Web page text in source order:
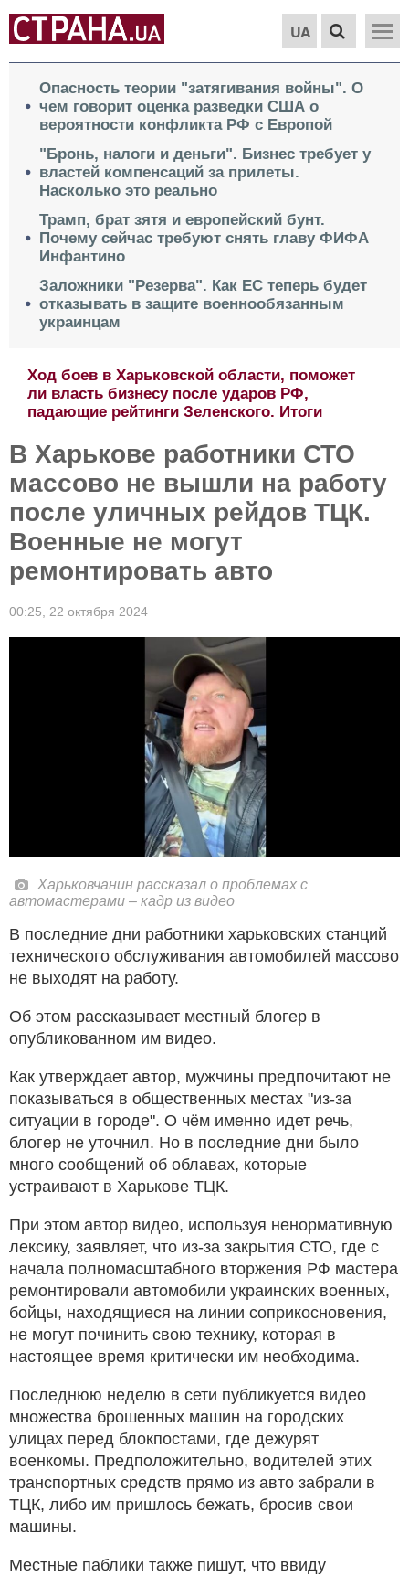
UA
Опасность теории "затягивания войны". О
чем говорит оценка разведки США о
вероятности конфликта РФ с Европой
"Бронь, налоги и деньги". Бизнес требует у
властей компенсаций за прилеты.
Насколько это реально
Трамп, брат зятя и европейский бунт.
Почему сейчас требуют снять главу ФИФА
Инфантино
Заложники "Резерва". Как ЕС теперь будет
отказывать в защите военнообязанным
украинцам
Ход боев в Харьковской области, поможет
ли власть бизнесу после ударов РФ,
падающие рейтинги Зеленского. Итоги
В Харькове работники СТО
массово не вышли на работу
после уличных рейдов ТЦК.
Военные не могут
ремонтировать авто
00:25, 22 октября 2024
Харьковчанин рассказал о проблемах с
автомастерами – кадр из видео
В последние дни работники харьковских станций
технического обслуживания автомобилей массово
не выходят на работу.
Об этом рассказывает местный блогер в
опубликованном им видео.
Как утверждает автор, мужчины предпочитают не
показываться в общественных местах "из-за
ситуации в городе". О чём именно идет речь,
блогер не уточнил. Но в последние дни было
много сообщений об облавах, которые
устраивают в Харькове ТЦК.
При этом автор видео, используя ненормативную
лексику, заявляет, что из-за закрытия СТО, где с
начала полномасштабного вторжения РФ мастера
ремонтировали автомобили украинских военных,
бойцы, находящиеся на линии соприкосновения,
не могут починить свою технику, которая в
настоящее время критически им необходима.
Последнюю неделю в сети публикуется видео
множества брошенных машин на городских
улицах перед блокпостами, где дежурят
военкомы. Предположительно, водителей этих
транспортных средств прямо из авто забрали в
ТЦК, либо им пришлось бежать, бросив свои
машины.
Местные паблики также пишут, что ввиду